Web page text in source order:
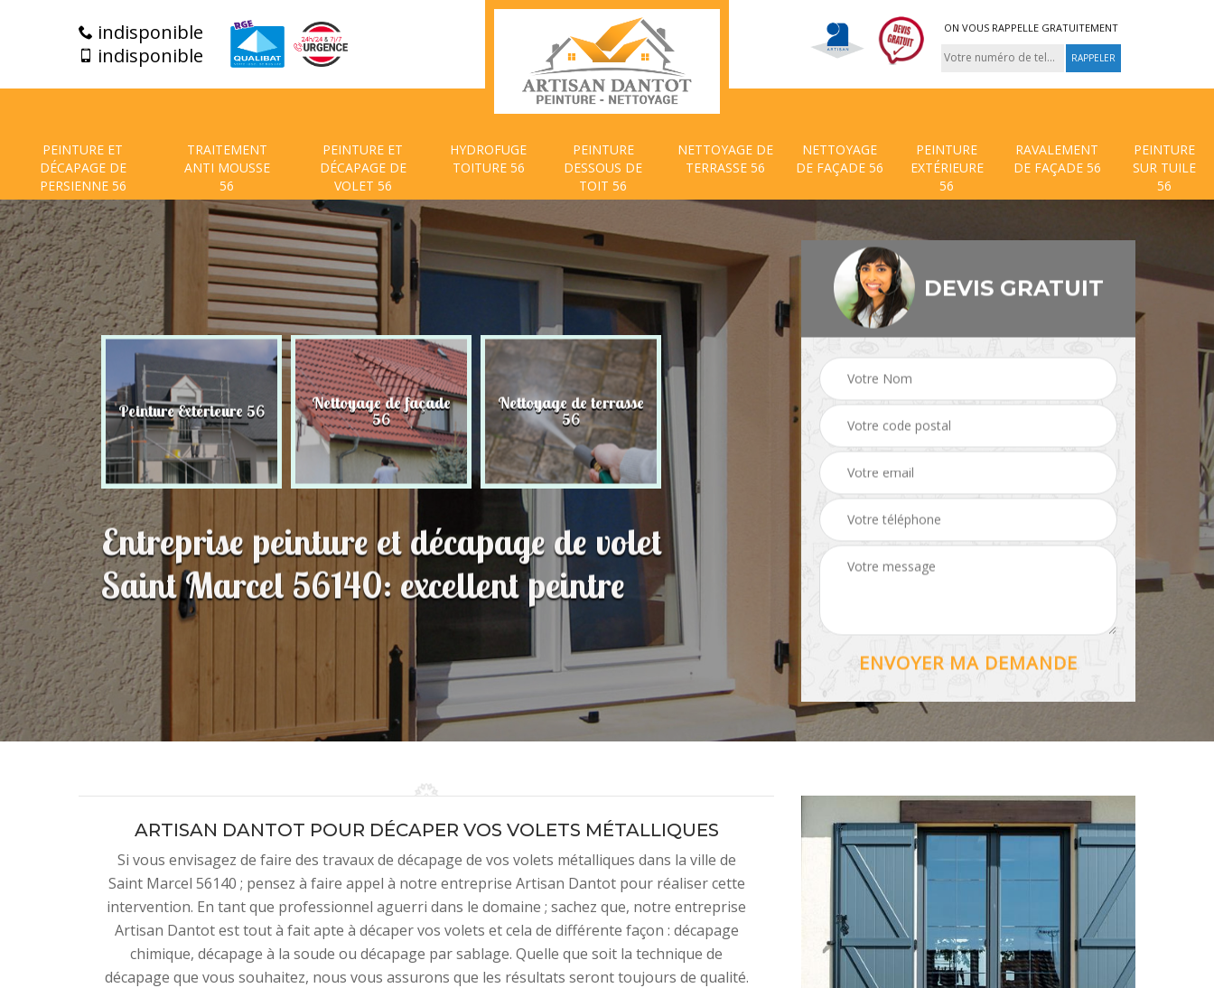
indisponible
indisponible
ON VOUS RAPPELLE GRATUITEMENT
PEINTURE ET
DÉCAPAGE DE
PERSIENNE 56
TRAITEMENT
ANTI MOUSSE
56
PEINTURE ET
DÉCAPAGE DE
VOLET 56
HYDROFUGE
TOITURE 56
PEINTURE
DESSOUS DE
TOIT 56
NETTOYAGE DE
TERRASSE 56
NETTOYAGE
DE FAÇADE 56
PEINTURE
EXTÉRIEURE
56
RAVALEMENT
DE FAÇADE 56
PEINTURE
SUR TUILE
56
de facade Peinture Extérieure 56 Nettoyage de façade
56
Nettoyage de terrasse
56
Peinture dessous de Hydrofuge toiture 56 Traitement anti
Entreprise peinture et décapage de volet
Saint Marcel 56140: excellent peintre
DEVIS GRATUIT
ARTISAN DANTOT POUR DÉCAPER VOS VOLETS MÉTALLIQUES
Si vous envisagez de faire des travaux de décapage de vos volets métalliques dans la ville de
Saint Marcel 56140 ; pensez à faire appel à notre entreprise Artisan Dantot pour réaliser cette
intervention. En tant que professionnel aguerri dans le domaine ; sachez que, notre entreprise
Artisan Dantot est tout à fait apte à décaper vos volets et cela de différente façon : décapage
chimique, décapage à la soude ou décapage par sablage. Quelle que soit la technique de
décapage que vous souhaitez, nous vous assurons que les résultats seront toujours de qualité.